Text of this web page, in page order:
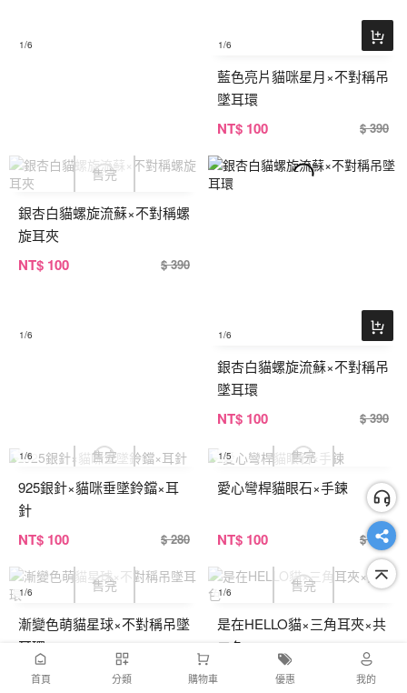
1/6 1/6
藍色亮片貓咪星月×不對稱吊
墜耳環
NT$ 100 $ 390
1/6
銀杏白貓螺旋流蘇×不對稱螺
旋耳夾
NT$ 100 $ 390
1/6
銀杏白貓螺旋流蘇×不對稱吊
墜耳環
NT$ 100 $ 390
1/6
925銀針×貓咪垂墜鈴鐺×耳
針
NT$ 100 $ 280
1/5
愛心彎桿貓眼石×手鍊
NT$ 100 $ 390
1/6
漸變色萌貓星球×不對稱吊墜
耳環
NT$ 100 $ 390
1/6
是在HELLO貓×三角耳夾×共
二色
$ 320
首頁 分類 購物車 優惠 我的